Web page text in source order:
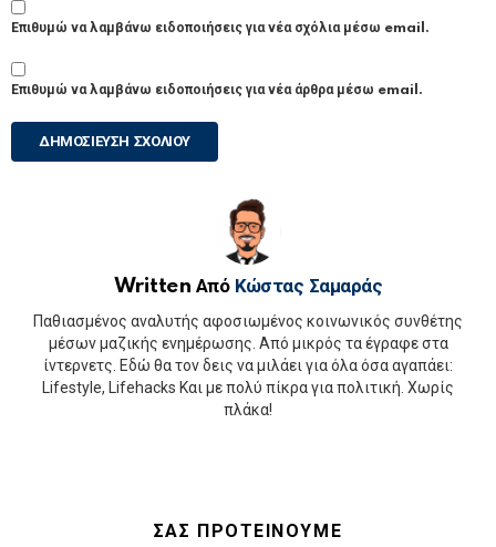
Επιθυμώ να λαμβάνω ειδοποιήσεις για νέα σχόλια μέσω email.
Επιθυμώ να λαμβάνω ειδοποιήσεις για νέα άρθρα μέσω email.
Written Από Κώστας Σαμαράς
Παθιασμένος αναλυτής αφοσιωμένος κοινωνικός συνθέτης
μέσων μαζικής ενημέρωσης. Από μικρός τα έγραφε στα
ίντερνετς. Εδώ θα τον δεις να μιλάει για όλα όσα αγαπάει:
Lifestyle, Lifehacks Και με πολύ πίκρα για πολιτική. Χωρίς
πλάκα!
ΣΑΣ ΠΡΟΤΕΙΝΟΥΜΕ